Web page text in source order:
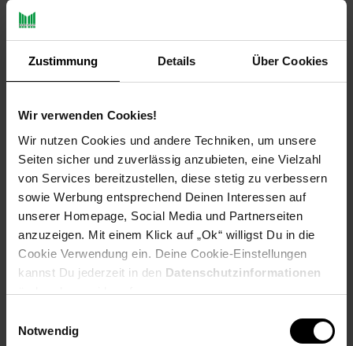
Zustimmung Details Über Cookies
Wir verwenden Cookies!
Wir nutzen Cookies und andere Techniken, um unsere
Seiten sicher und zuverlässig anzubieten, eine Vielzahl
von Services bereitzustellen, diese stetig zu verbessern
sowie Werbung entsprechend Deinen Interessen auf
unserer Homepage, Social Media und Partnerseiten
anzuzeigen. Mit einem Klick auf „Ok“ willigst Du in die
Cookie Verwendung ein. Deine Cookie-Einstellungen
kannst Du jederzeit in den Datenschutzinformationen
ändern bzw. widerrufen.
Notwendig
Payback Punkte
Extra°Punkte:
Produktbeschreibung
Auftauen, erwärmen und knusprig toasten: So freuen Sie sich
Brotscheiben gleichmäßig gebräunt, auf den Röstaufsatz legen